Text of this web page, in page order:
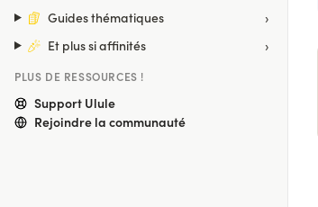
Guides thématiques
›
Et plus si affinités
›
PLUS DE RESSOURCES !
Support Ulule
Rejoindre la communauté